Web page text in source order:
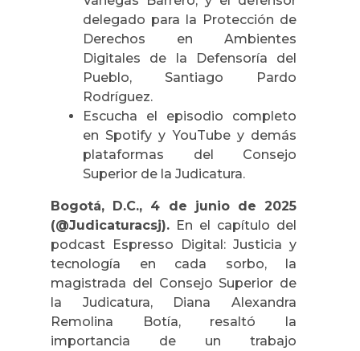
delegado para la Protección de
Derechos en Ambientes
Digitales de la Defensoría del
Pueblo, Santiago Pardo
Rodríguez.
Escucha el episodio completo
en Spotify y YouTube y demás
plataformas del Consejo
Superior de la Judicatura.
Bogotá, D.C., 4 de junio de 2025
(@Judicaturacsj). En el capítulo del
podcast Espresso Digital: Justicia y
tecnología en cada sorbo, la
magistrada del Consejo Superior de
la Judicatura, Diana Alexandra
Remolina Botía, resaltó la
importancia de un trabajo